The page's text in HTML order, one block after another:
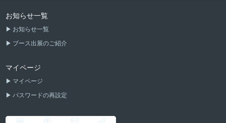
お知らせ一覧
お知らせ一覧
ブース出展のご紹介
マイページ
マイページ
パスワードの再設定